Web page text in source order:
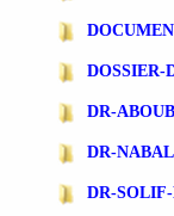
DOSSIER-
DR-
DR-
DR-